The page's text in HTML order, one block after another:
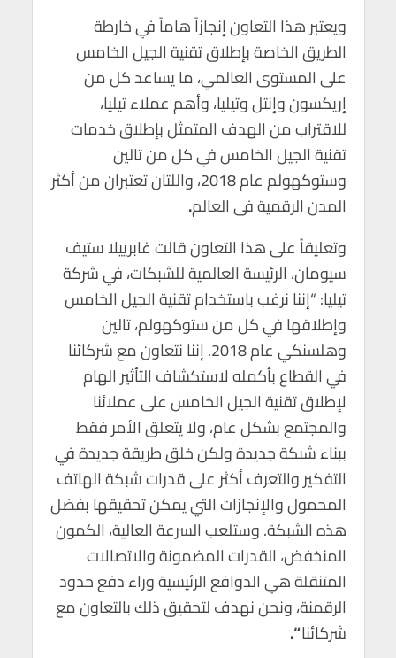
ويعتبر هذا التعاون إنجازاً هاماً في خارطة
الطريق الخاصة بإطلاق تقنية الجيل الخامس
على المستوى العالمي، ما يساعد كل من
إريكسون وإنتل وتيليا، وأهم عملاء تيليا،
للاقتراب من الهدف المتمثل بإطلاق خدمات
تقنية الجيل الخامس في كل من تالين
وستوكهولم عام 2018، واللتان تعتبران من أكثر
المدن الرقمية فى العالم.
وتعليقاً على هذا التعاون قالت غابرييلا ستيف
سيومان، الرئيسة العالمية للشبكات، في شركة
تيليا: “إننا نرغب باستخدام تقنية الجيل الخامس
وإطلاقها في كل من ستوكهولم، تالين
وهلسنكي عام 2018. إننا نتعاون مع شركائنا
في القطاع بأكمله لاستكشاف التأثير الهام
لإطلاق تقنية الجيل الخامس على عملائنا
والمجتمع بشكل عام، ولا يتعلق الأمر فقط
ببناء شبكة جديدة ولكن خلق طريقة جديدة في
التفكير والتعرف أكثر على قدرات شبكة الهاتف
المحمول والإنجازات التي يمكن تحقيقها بفضل
هذه الشبكة. وستلعب السرعة العالية، الكمون
المنخفض، القدرات المضمونة والاتصالات
المتنقلة هي الدوافع الرئيسية وراء دفع حدود
الرقمنة، ونحن نهدف لتحقيق ذلك بالتعاون مع
شركائنا“.